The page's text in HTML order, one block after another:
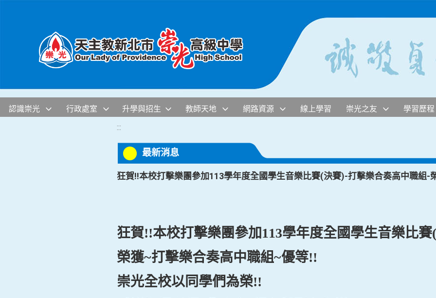
認識崇光 行政處室 升學與招生 教師天地 網路資源 線上學習 崇光之友
學習歷程
:::
最新消息
狂賀!!本校打擊樂團參加113學年度全國學生音樂比賽(決賽)-打擊樂合奏高中職組-
狂賀!!本校打擊樂團參加113學年度全國學生音樂比賽
榮獲~打擊樂合奏高中職組~優等!!
崇光全校以同學們為榮!!